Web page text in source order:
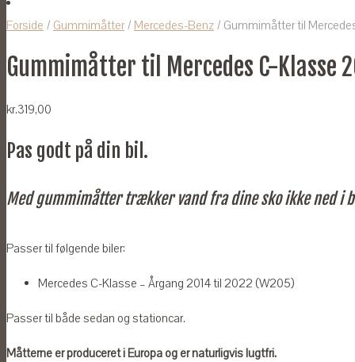
Forside / Gummimåtter / Mercedes-Benz / Gummimåtter til
Gummimåtter til Mercedes C-Klasse
kr.319,00
Pas godt på din bil.
Med gummimåtter trækker vand fra dine sko ikke ned i
Passer til følgende biler:
Mercedes C-Klasse – Årgang 2014 til 2022 (W205)
Passer til både sedan og stationcar.
Måtterne er produceret i Europa og er naturligvis lugtfri.